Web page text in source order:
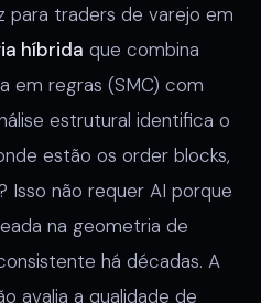
para traders de varejo em
híbrida que combina
em regras (SMC) com
estrutural identifica o
estão os order blocks,
Isso não requer AI porque
na geometria de
há décadas. A
avalia a qualidade de